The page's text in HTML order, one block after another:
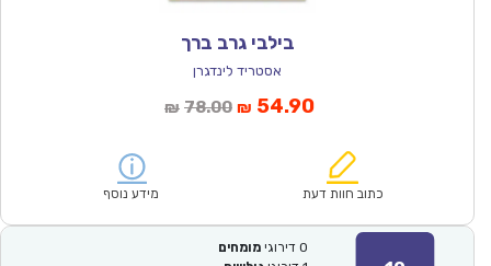
בילבי גרב ברך
אסטריד לינדגרן
₪ 78.00המחיר
₪78.00.
₪ 54.90המחיר
הוא:
כתוב חוות דעת מידע נוסף
0 דירוגי מומחים